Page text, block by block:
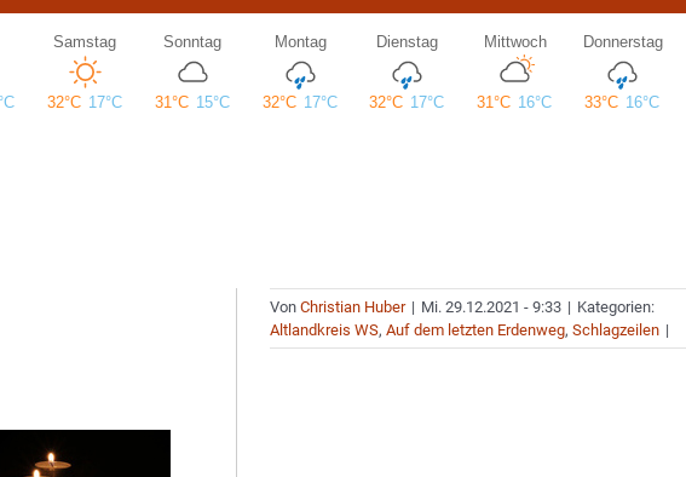
VonChristian Huber | Mi. 29.12.2021 - 9:33 | Kategorien:
Altlandkreis WS,Auf dem letzten Erdenweg,Schlagzeilen |